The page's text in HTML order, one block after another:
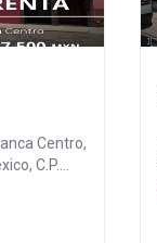
Centro,
, C.P.